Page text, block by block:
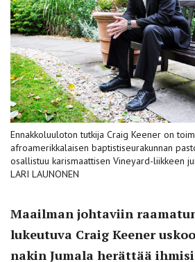
Ennakkoluuloton tutkija Craig Keener on
afroamerikkalaisen baptistiseurakunnan
osallistuu karismaattisen Vineyard-liikkeen
LARI LAUNONEN
Maailman johtaviin
lukeutuva Craig Keener
nakin Jumala herättää